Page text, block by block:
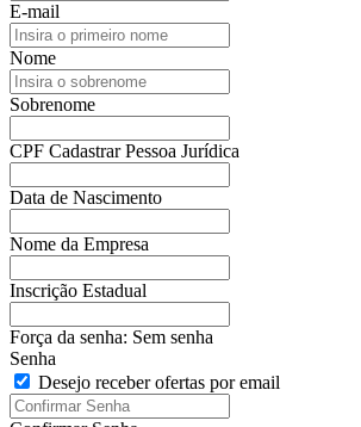
E-mail
Nome
Sobrenome
CPF Cadastrar Pessoa Jurídica
Data de Nascimento
Nome da Empresa
Inscrição Estadual
Força da senha: Sem senha
Senha
Desejo receber ofertas por email